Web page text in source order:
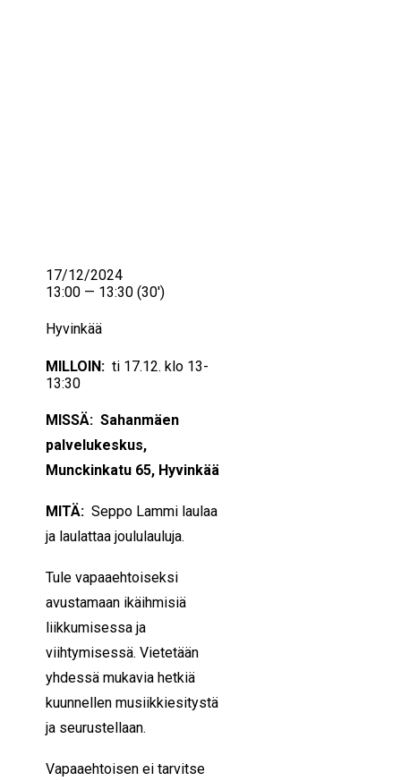
MILLOIN: ti 17.12. klo 13-
13:30
MISSÄ: Sahanmäen
palvelukeskus,
Munckinkatu 65, Hyvinkää
MITÄ: Seppo Lammi laulaa
ja laulattaa joululauluja.
Tule vapaaehtoiseksi
avustamaan ikäihmisiä
liikkumisessa ja
viihtymisessä. Vietetään
yhdessä mukavia hetkiä
kuunnellen musiikkiesitystä
ja seurustellaan.
Vapaaehtoisen ei tarvitse
17/12/2024
13:00 — 13:30 (30′)
Hyvinkää